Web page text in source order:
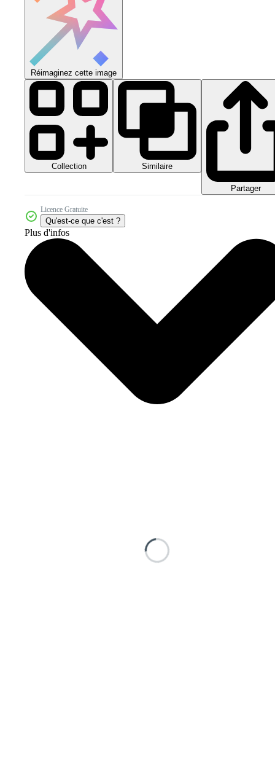
Réimaginez cette image
Collection Similaire
Partager
Licence Gratuite
Qu'est-ce que c'est ?
Plus d'infos